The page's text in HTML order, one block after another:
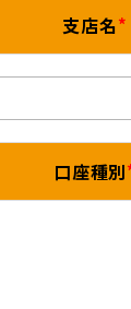
支店名
口座種別